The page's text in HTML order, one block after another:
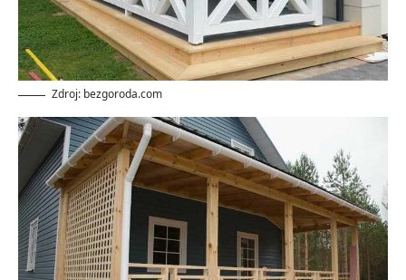
Zdroj: bezgoroda.com